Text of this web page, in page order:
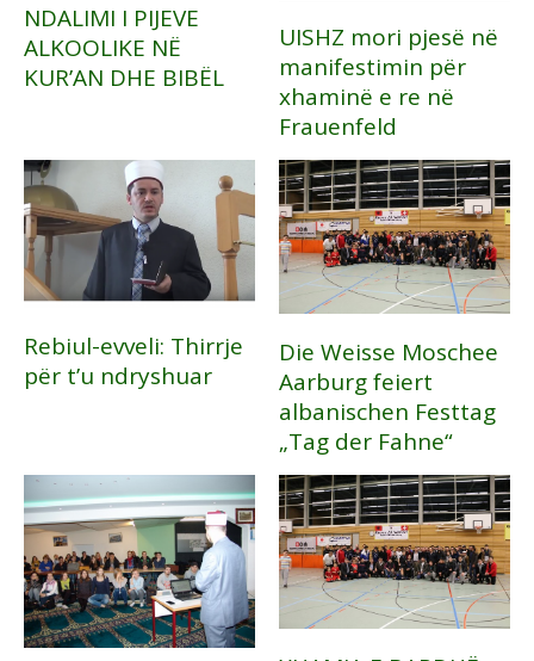
NDALIMI I PIJEVE
ALKOOLIKE NË
KUR’AN DHE BIBËL
UISHZ mori pjesë në
manifestimin për
xhaminë e re në
Frauenfeld
Rebiul-evveli: Thirrje
për t’u ndryshuar
Die Weisse Moschee
Aarburg feiert
albanischen Festtag
„Tag der Fahne“